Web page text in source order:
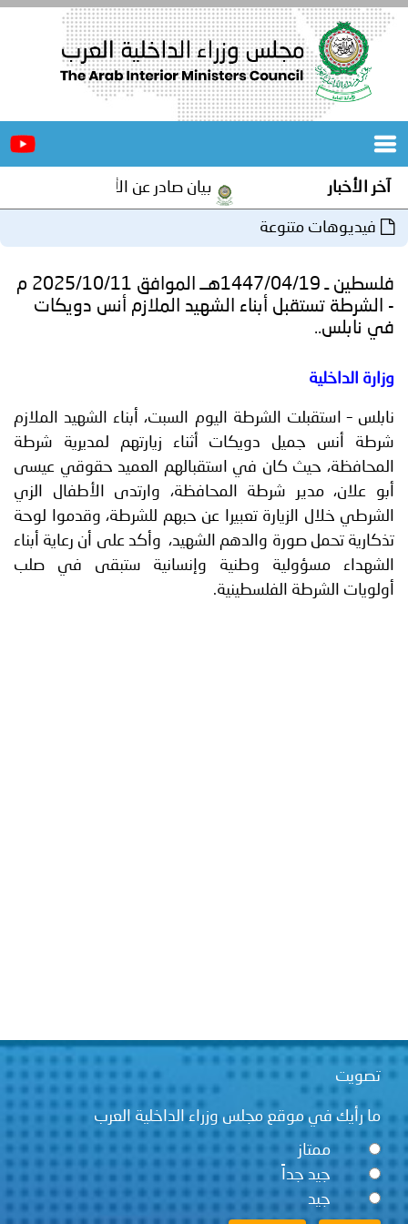
الرئيسية
المجلس
مؤتمرات
و
اجتماعات
جهود
و
إنجازات
برامج
توعوية
الخدمات
الإلكترونية
صور
وفيديو
مجلة
أصداء
الأمانة
إعلانات
من
بيان صادر عن الأمانة العامة لمجلس وزراء الداخلية
فلسطين ـ 1447/04/19هــ الموافق 2025/10/11 م
أبناء الشهيد الملازم أنس دويكات
اليوم السبت، أبناء الشهيد الملازم
دويكات أثناء زيارتهم لمديرية شرطة
كان في استقبالهم العميد حقوقي عيسى
شرطة المحافظة، وارتدى الأطفال الزي
تعبيرا عن حبهم للشرطة، وقدموا لوحة
والدهم الشهيد، وأكد على أن رعاية أبناء
وطنية وإنسانية ستبقى في صلب
مجلس وزراء الداخلية العرب